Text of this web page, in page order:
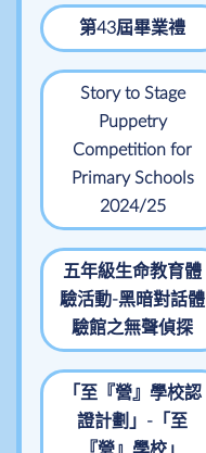
第43屆畢業禮
Story to Stage
Puppetry
Competition for
Primary Schools
2024/25
五年級生命教育體
驗活動-黑暗對話體
驗館之無聲偵探
「至『營』學校認
證計劃」-「至